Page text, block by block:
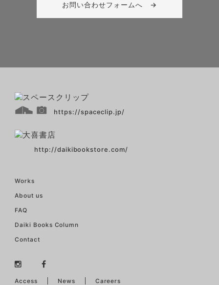
お問い合わせフォームへ →
https://spaceclip.jp/
http://daikibookstore.com/
Works
About us
FAQ
Daiki Books Column
Contact
Access News Careers